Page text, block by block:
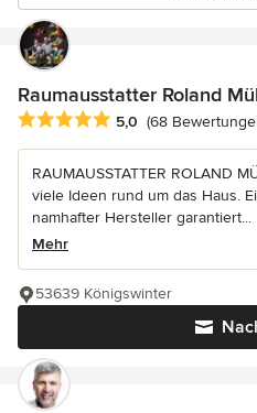
Raumausstatter Roland
Durchschnittliche Bewertung:
5,0 (68
RAUMAUSSTATTER ROLAND
viele Ideen rund um das Haus.
namhafter Hersteller garantiert...
Mehr
53639 Königswinter